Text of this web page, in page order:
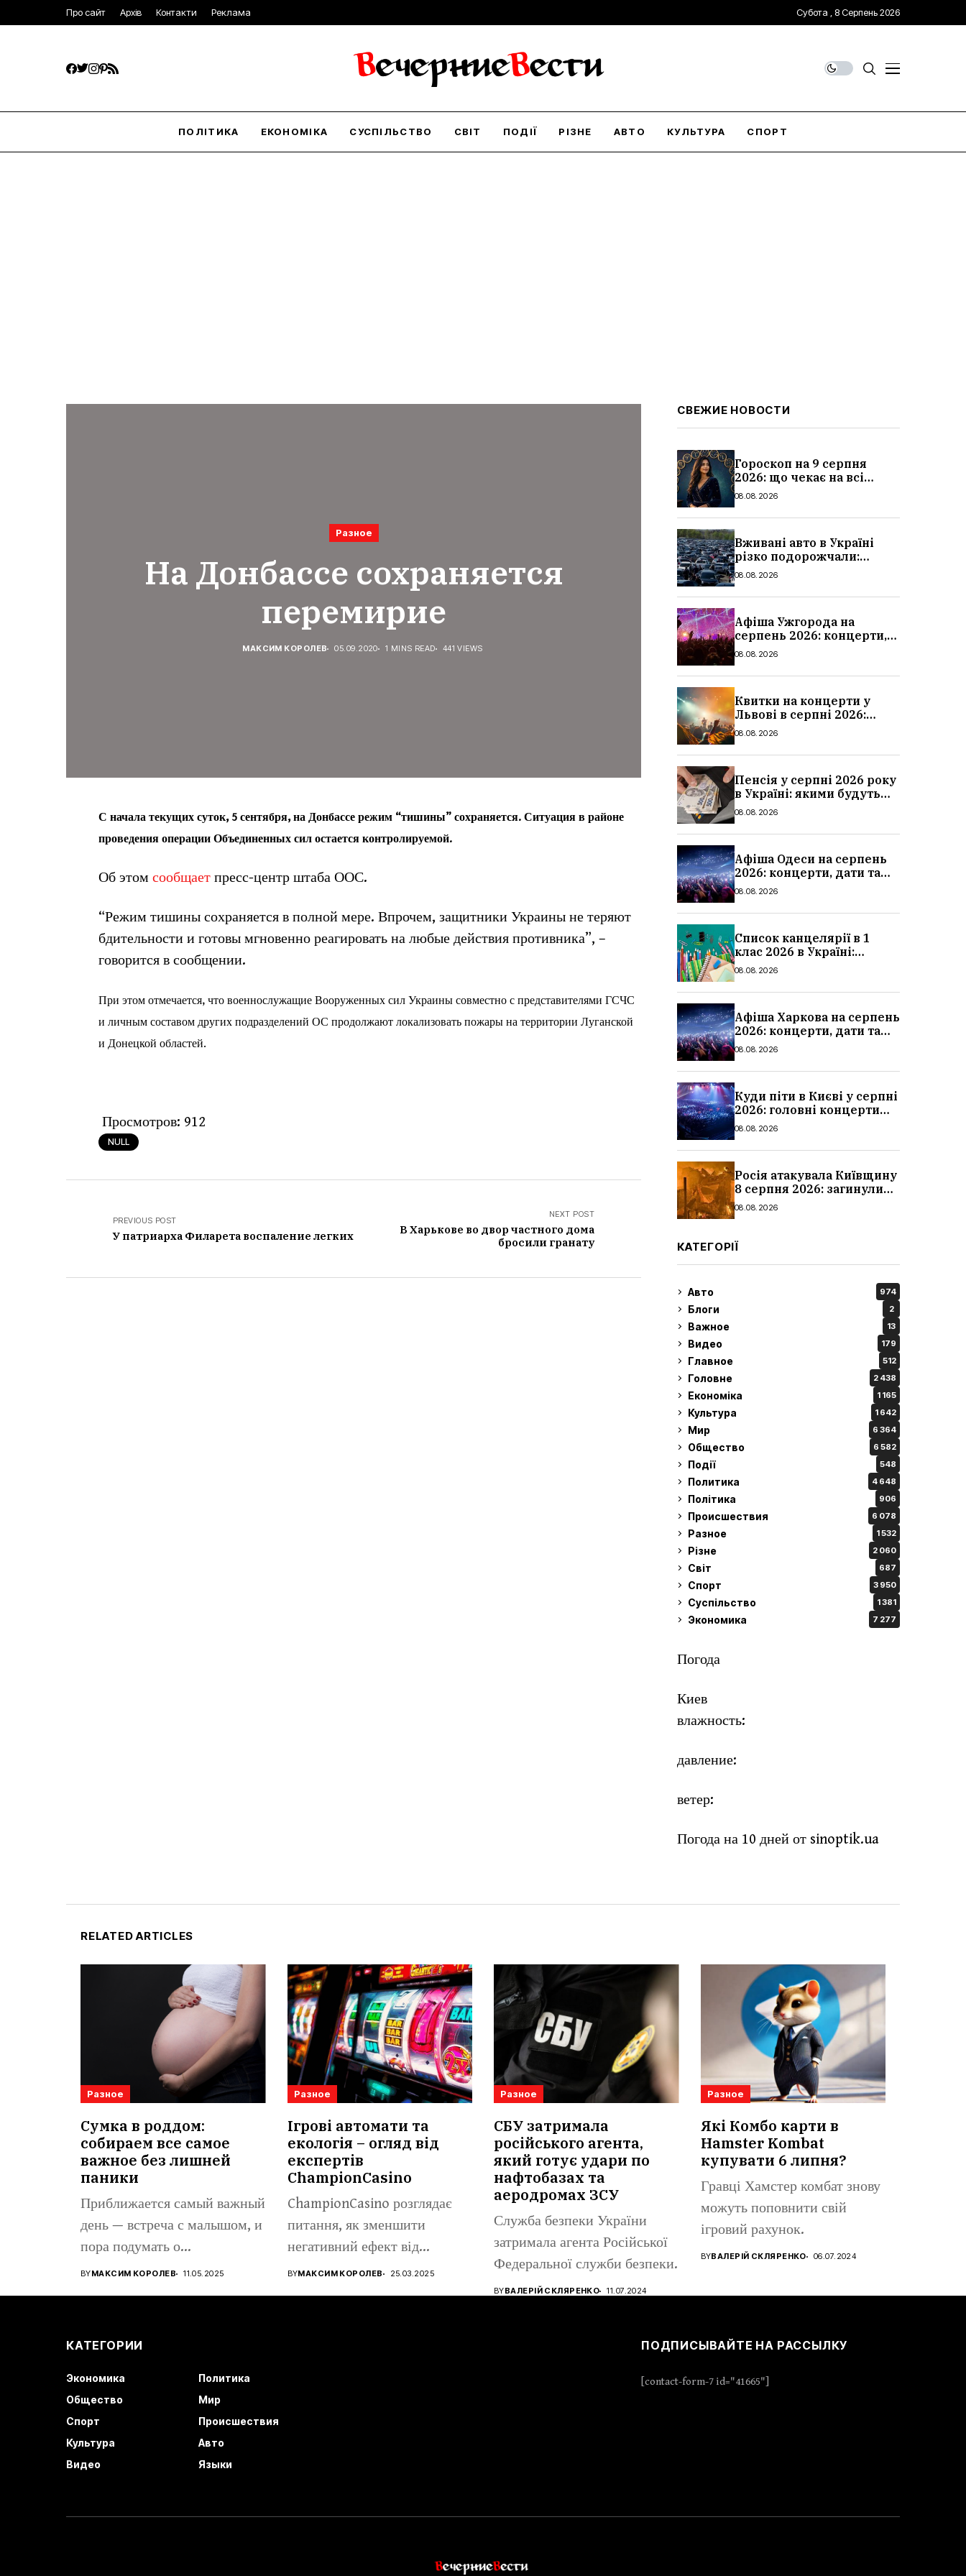
Про сайт Архів Контакти Реклама Субота , 8 Серпень 2026
ПОЛІТИКА ЕКОНОМІКА СУСПІЛЬСТВО СВІТ ПОДІЇ РІЗНЕ АВТО КУЛЬТУРА СПОРТ
Разное
На Донбассе сохраняется
перемирие
МАКСИМ КОРОЛЕВ 05.09.2020 1 MINS READ 441 VIEWS
С начала текущих суток, 5 сентября, на Донбассе режим “тишины” сохраняется. Ситуация в районе
проведения операции Объединенных сил остается контролируемой.
Об этом сообщает пресс-центр штаба ООС.
“Режим тишины сохраняется в полной мере. Впрочем, защитники Украины не теряют
бдительности и готовы мгновенно реагировать на любые действия противника”, –
говорится в сообщении.
При этом отмечается, что военнослужащие Вооруженных сил Украины совместно с представителями ГСЧС
и личным составом других подразделений ОС продолжают локализовать пожары на территории Луганской
и Донецкой областей.
Просмотров: 912
NULL
PREVIOUS POST
У патриарха Филарета воспаление легких
NEXT POST
В Харькове во двор частного дома
бросили гранату
СВЕЖИЕ НОВОСТИ
Гороскоп на 9 серпня
2026: що чекає на всі
знаки зодіаку
08.08.2026
Вживані авто в Україні
різко подорожчали:
причини, які машини
08.08.2026
Афіша Ужгорода на
серпень 2026: концерти,
дати та ціни
08.08.2026
Квитки на концерти у
Львові в серпні 2026:
дати, ціни та локації
08.08.2026
Пенсія у серпні 2026 року
в Україні: якими будуть
мінімальні та
суми
08.08.2026
Афіша Одеси на серпень
2026: концерти, дати та
ціни квитків
08.08.2026
Список канцелярії в 1
клас 2026 в Україні:
повний чек-лист для
08.08.2026
Афіша Харкова на серпень
2026: концерти, дати та
ціни квитків
08.08.2026
Куди піти в Києві у серпні
2026: головні концерти
місяця, дати, артисти та
08.08.2026
Росія атакувала Київщину
8 серпня 2026: загинули
троє людей, серед них
08.08.2026
КАТЕГОРІЇ
Авто 974
Блоги 2
Важное 13
Видео 179
Главное 512
Головне 2 438
Економіка 1 165
Культура 1 642
Мир 6 364
Общество 6 582
Події 548
Политика 4 648
Політика 906
Происшествия 6 078
Разное 1 532
Різне 2 060
Світ 687
Спорт 3 950
Суспільство 1 381
Экономика 7 277
Погода
Киев
влажность:
давление:
ветер:
Погода на 10 дней от sinoptik.ua
RELATED ARTICLES
Разное
Сумка в роддом:
собираем все самое
важное без лишней
паники
Приближается самый важный
день — встреча с малышом, и
пора подумать о...
BYМАКСИМ КОРОЛЕВ 11.05.2025
Разное
Ігрові автомати та
екологія – огляд від
експертів
ChampionCasino
ChampionCasino розглядає
питання, як зменшити
негативний ефект від
виробництва ігрових
BYМАКСИМ КОРОЛЕВ 25.03.2025
Разное
СБУ затримала
російського агента,
який готує удари по
нафтобазах та
аеродромах ЗСУ
Служба безпеки України
затримала агента Російської
Федеральної служби безпеки.
BYВАЛЕРІЙ СКЛЯРЕНКО 11.07.2024
Разное
Які Комбо карти в
Hamster Kombat
купувати 6 липня?
Гравці Хамстер комбат знову
можуть поповнити свій
ігровий рахунок.
BYВАЛЕРІЙ СКЛЯРЕНКО 06.07.2024
КАТЕГОРИИ
Экономика
Политика
Общество
Мир
Спорт
Происшествия
Культура
Авто
Видео
Языки
ПОДПИСЫВАЙТЕ НА РАССЫЛКУ
[contact-form-7 id="41665"]